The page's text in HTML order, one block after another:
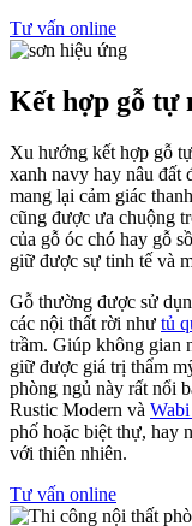
Tư vấn online
Kết hợp gỗ tự
Xu hướng kết hợp gỗ
xanh navy hay nâu đất
mang lại cảm giác
cũng được ưa chuộng
của gỗ óc chó hay gỗ
giữ được sự tinh tế và
Gỗ thường được sử
các nội thất rời như tủ
trầm. Giúp không gian
giữ được giá trị thẩm
phòng ngủ này rất nổi
Rustic Modern và
phố hoặc biệt thự, hay
với thiên nhiên.
Tư vấn online